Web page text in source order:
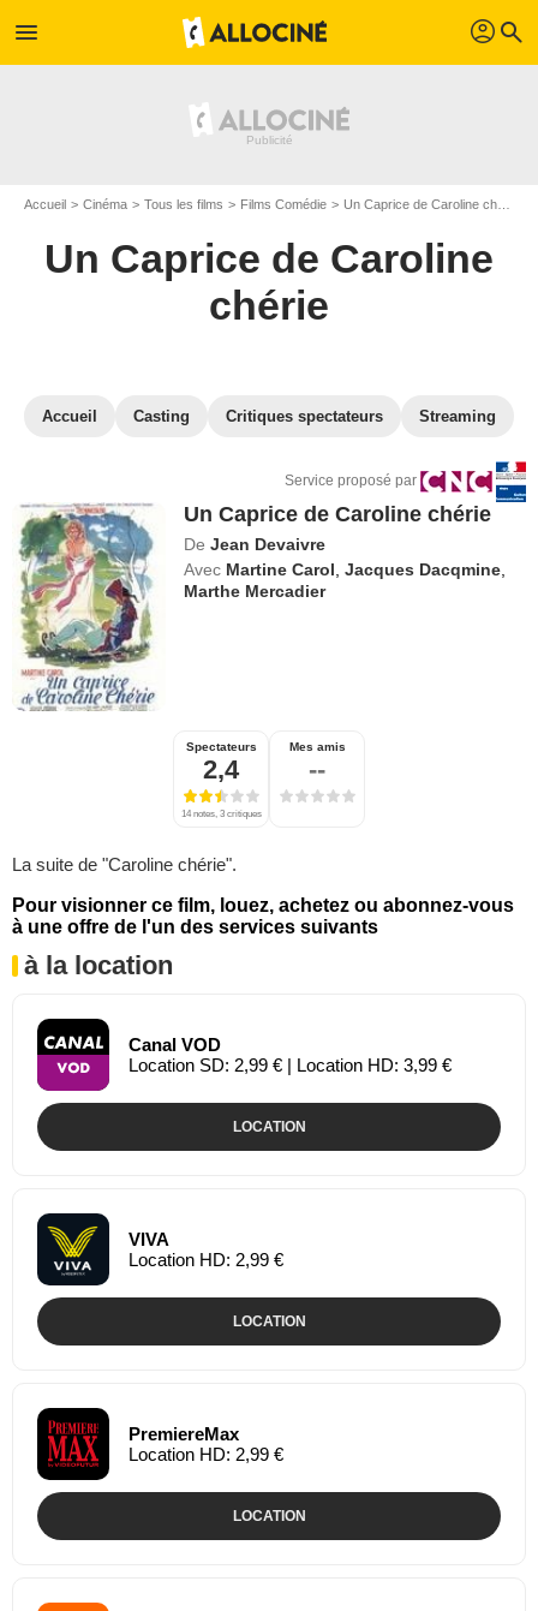
menu profil search
Accueil Cinéma Tous les films Films Comédie Un Caprice de Caroline chérie
Un Caprice de Caroline
chérie
Accueil Casting Critiques spectateurs Streaming
Service proposé par
Un Caprice de Caroline chérie
De Jean Devaivre
Avec Martine Carol ,Jacques Dacqmine
Marthe Mercadier
Spectateurs
2,4
14 notes, 3 critiques
Mes amis
--
La suite de "Caroline chérie".
Pour visionner ce film, louez, achetez ou abonnez-vous
à une offre de l'un des services suivants
à la location
Canal VOD
Location SD: 2,99 € | Location HD: 3,99 €
LOCATION
VIVA
Location HD: 2,99 €
LOCATION
PremiereMax
Location HD: 2,99 €
LOCATION